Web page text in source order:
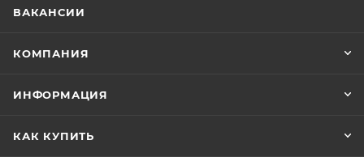
ВАКАНСИИ
КОМПАНИЯ
ИНФОРМАЦИЯ
КАК КУПИТЬ